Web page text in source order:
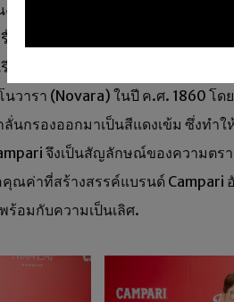
ง แห่เข้าร่วมแสดงความยินดี พร้อ
รื่องดื่มเรียกน้ำย่อย Aperitivo (อะเพ
กติดปากกันคือเหล้าผู้ดีอิตาลี ถือเป็
วารา (Novara) ในปี ค.ศ. 1860 โด
นกรองออกมาเป็นสีแดงเข้ม ซึ่งท
จึงเป็นสัญลักษณ์ของความตร
ณค่าที่สร้างสรรค์แบรนด์
ร้อมกับความเป็นเลิศ.